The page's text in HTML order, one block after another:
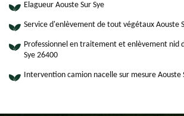
Elagueur Aouste Sur Sye
Service d'enlèvement de tout végétaux Aouste
Professionnel en traitement et enlèvement nid
Sye 26400
Intervention camion nacelle sur mesure Aouste